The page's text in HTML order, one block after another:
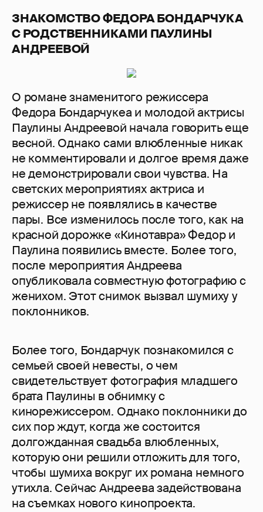
ЗНАКОМСТВО ФЕДОРА БОНДАРЧУКА
С РОДСТВЕННИКАМИ ПАУЛИНЫ
АНДРЕЕВОЙ
О романе знаменитого режиссера
Федора Бондарчукеа и молодой актрисы
Паулины Андреевой начала говорить еще
весной. Однако сами влюбленные никак
не комментировали и долгое время даже
не демонстрировали свои чувства. На
светских мероприятиях актриса и
режиссер не появлялись в качестве
пары. Все изменилось после того, как на
красной дорожке «Кинотавра» Федор и
Паулина появились вместе. Более того,
после мероприятия Андреева
опубликовала совместную фотографию с
женихом. Этот снимок вызвал шумиху у
поклонников.
Более того, Бондарчук познакомился с
семьей своей невесты, о чем
свидетельствует фотография младшего
брата Паулины в обнимку с
кинорежиссером. Однако поклонники до
сих пор ждут, когда же состоится
долгожданная свадьба влюбленных,
которую они решили отложить для того,
чтобы шумиха вокруг их романа немного
утихла. Сейчас Андреева задействована
на съемках нового кинопроекта.